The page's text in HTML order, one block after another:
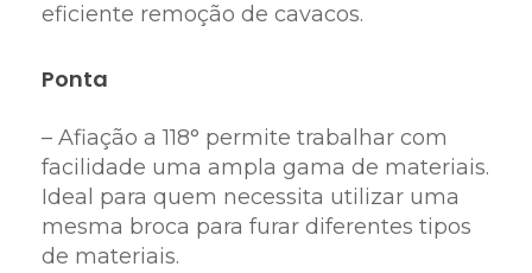
eficiente remoção de cavacos.
Ponta
– Afiação a 118° permite trabalhar com
facilidade uma ampla gama de materiais.
Ideal para quem necessita utilizar uma
mesma broca para furar diferentes tipos
de materiais.